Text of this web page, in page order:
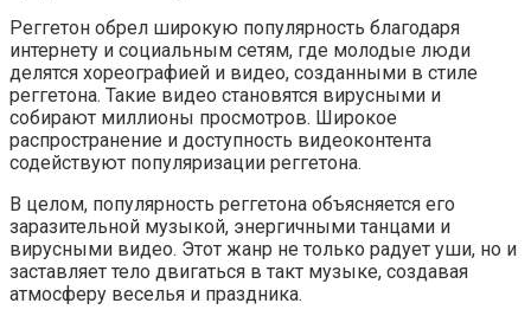
Реггетон обрел широкую популярность благодаря
интернету и социальным сетям, где молодые люди
делятся хореографией и видео, созданными в стиле
реггетона. Такие видео становятся вирусными и
собирают миллионы просмотров. Широкое
распространение и доступность видеоконтента
содействуют популяризации реггетона.
В целом, популярность реггетона объясняется его
заразительной музыкой, энергичными танцами и
вирусными видео. Этот жанр не только радует уши, но и
заставляет тело двигаться в такт музыке, создавая
атмосферу веселья и праздника.